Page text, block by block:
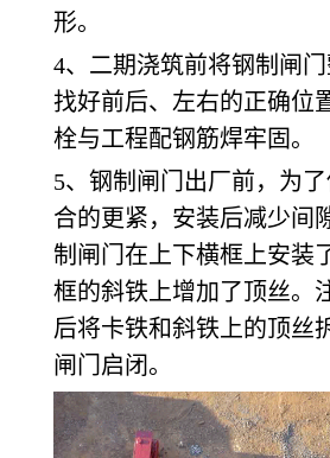
形。
4、二期浇筑前将钢制闸
找好前后、左右的正确位
栓与工程配钢筋焊牢固。
5、钢制闸门出厂前，为
合的更紧，安装后减少间
制闸门在上下横框上安装
框的斜铁上增加了顶丝。
后将卡铁和斜铁上的顶丝
闸门启闭。